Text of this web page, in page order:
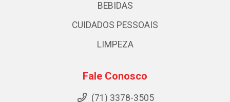
BEBIDAS
CUIDADOS PESSOAIS
LIMPEZA
Fale Conosco
(71) 3378-3505